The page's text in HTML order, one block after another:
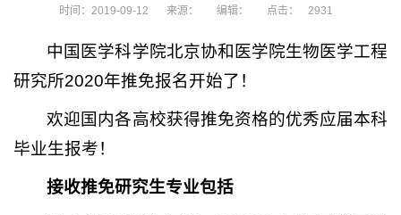
时间：2019-09-12 来源： 编辑： 点击： 2931
中国医学科学院北京协和医学院生物医学工程
研究所2020年推免报名开始了！
欢迎国内各高校获得推免资格的优秀应届本科
毕业生报考！
接收推免研究生专业包括